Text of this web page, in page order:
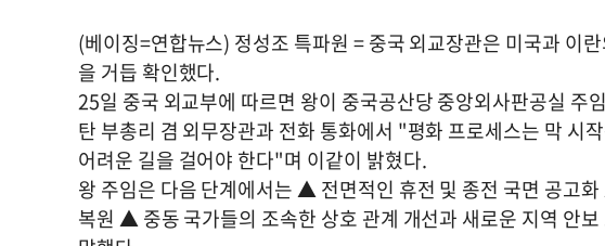
(베이징=연합뉴스) 정성조 특파원 = 중국 외교장관은 미국과 이
을 거듭 확인했다.
25일 중국 외교부에 따르면 왕이 중국공산당 중앙외사판공실 주
탄 부총리 겸 외무장관과 전화 통화에서 "평화 프로세스는 막 시
어려운 길을 걸어야 한다"며 이같이 밝혔다.
왕 주임은 다음 단계에서는 ▲ 전면적인 휴전 및 종전 국면 공고
복원 ▲ 중동 국가들의 조속한 상호 관계 개선과 새로운 지역 안